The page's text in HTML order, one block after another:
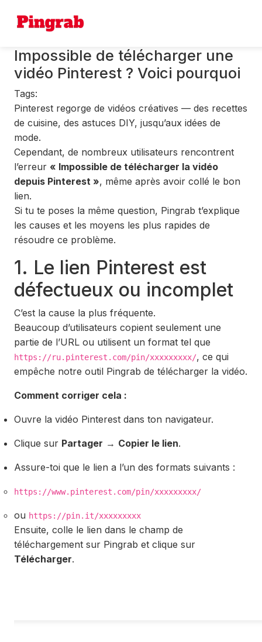
Impossible de télécharger une
vidéo Pinterest ? Voici pourquoi
Tags:
Pinterest regorge de vidéos créatives — des recettes
de cuisine, des astuces DIY, jusqu’aux idées de
mode.
Cependant, de nombreux utilisateurs rencontrent
l’erreur « Impossible de télécharger la vidéo
depuis Pinterest », même après avoir collé le bon
lien.
Si tu te poses la même question, Pingrab t’explique
les causes et les moyens les plus rapides de
résoudre ce problème.
1. Le lien Pinterest est
défectueux ou incomplet
C’est la cause la plus fréquente.
Beaucoup d’utilisateurs copient seulement une
partie de l’URL ou utilisent un format tel que
https://ru.pinterest.com/pin/xxxxxxxxx/, ce qui
empêche notre outil Pingrab de télécharger la vidéo.
Comment corriger cela :
Ouvre la vidéo Pinterest dans ton navigateur.
Clique sur Partager → Copier le lien.
Assure-toi que le lien a l’un des formats suivants :
https://www.pinterest.com/pin/xxxxxxxxx/
ou https://pin.it/xxxxxxxxx
Ensuite, colle le lien dans le champ de
téléchargement sur Pingrab et clique sur
Télécharger.